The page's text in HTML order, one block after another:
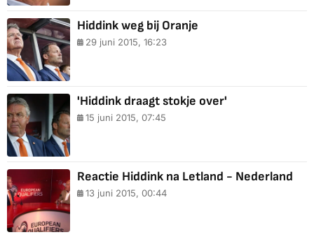
Hiddink weg bij Oranje
29 juni 2015, 16:23
'Hiddink draagt stokje over'
15 juni 2015, 07:45
Reactie Hiddink na Letland - Nederland
13 juni 2015, 00:44